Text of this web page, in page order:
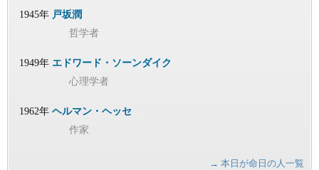
1945年 戸坂潤
哲学者
1949年 エドワード・ソーンダイク
心理学者
1962年 ヘルマン・ヘッセ
作家
→ 本日が命日の人一覧